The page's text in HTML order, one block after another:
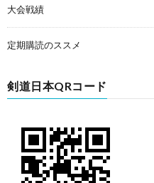
大会戦績
定期購読のススメ
剣道日本QRコード